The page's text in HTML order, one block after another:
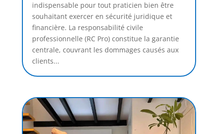
indispensable pour tout praticien bien être
souhaitant exercer en sécurité juridique et
financière. La responsabilité civile
professionnelle (RC Pro) constitue la garantie
centrale, couvrant les dommages causés aux
clients...